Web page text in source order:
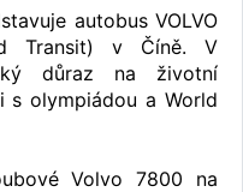
autobus VOLVO
Transit) v Číně. V
důraz na životní
s olympiádou a World
Volvo 7800 na